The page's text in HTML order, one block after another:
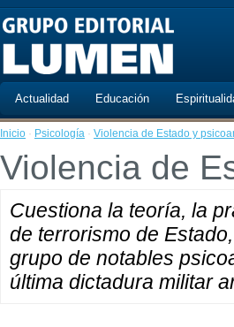
Actualidad Educación
Inicio · Psicología · Violencia de Estado y
Violencia de
Cuestiona la teoría, la
de terrorismo de
grupo de notables
última dictadura militar